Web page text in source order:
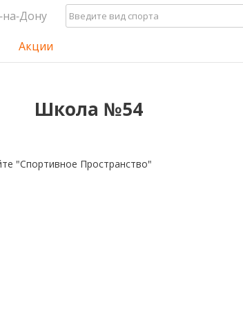
на-Дону
Акции
Школа №54
"Спортивное Пространство"